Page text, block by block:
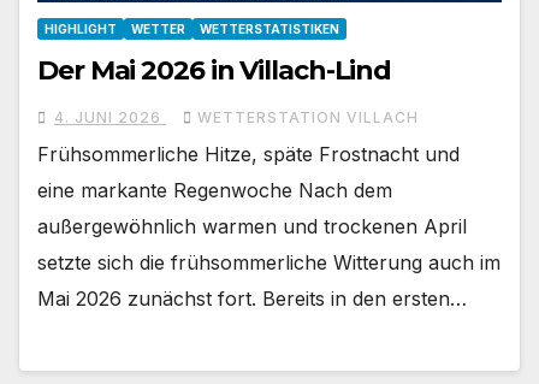
HIGHLIGHT WETTER WETTERSTATISTIKEN
Der Mai 2026 in Villach-Lind
4. JUNI 2026 WETTERSTATION VILLACH
Frühsommerliche Hitze, späte Frostnacht und
eine markante Regenwoche Nach dem
außergewöhnlich warmen und trockenen April
setzte sich die frühsommerliche Witterung auch im
Mai 2026 zunächst fort. Bereits in den ersten…